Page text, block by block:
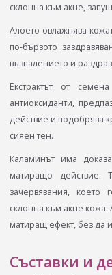
склонна към акне,
Алоето овлажнява
по-бързото
възпалението и
Екстрактът от
антиоксиданти,
действие и подобрява
сияен тен.
Каламинът има
матиращо действие.
зачервявания, което
склонна към акне
матиращ ефект, без да
Съставки и